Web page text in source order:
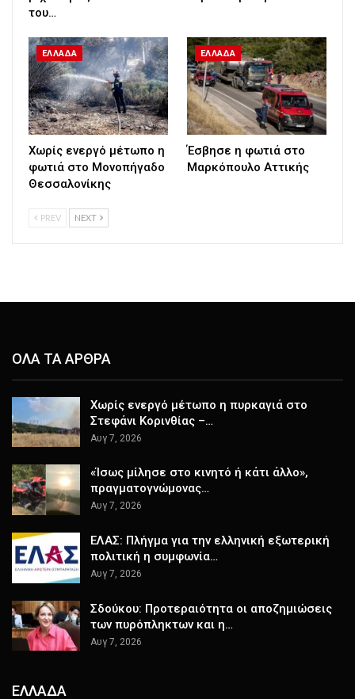
του…
ΕΛΛΑΔΑ
Χωρίς ενεργό μέτωπο η
φωτιά στο Μονοπήγαδο
Θεσσαλονίκης
ΕΛΛΑΔΑ
Έσβησε η φωτιά στο
Μαρκόπουλο Αττικής
PREV NEXT
ΟΛΑ ΤΑ ΑΡΘΡΑ
Χωρίς ενεργό μέτωπο η πυρκαγιά στο
Στεφάνι Κορινθίας –…
Αυγ 7, 2026
«Ίσως μίλησε στο κινητό ή κάτι άλλο»,
πραγματογνώμονας…
Αυγ 7, 2026
ΕΛΑΣ: Πλήγμα για την ελληνική εξωτερική
πολιτική η συμφωνία…
Αυγ 7, 2026
Σδούκου: Προτεραιότητα οι αποζημιώσεις
των πυρόπληκτων και η…
Αυγ 7, 2026
ΕΛΛΑΔΑ